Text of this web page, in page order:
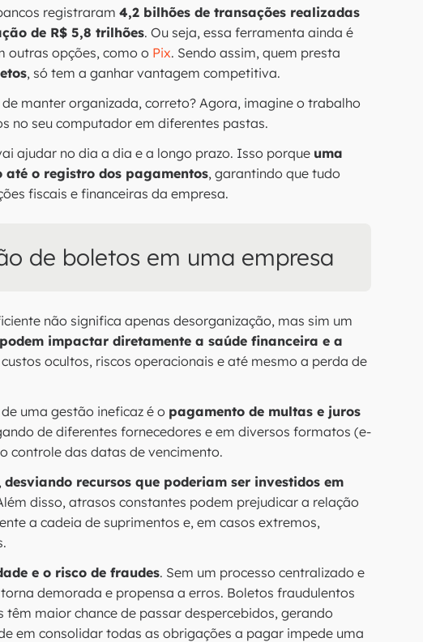
registraram 4,2 bilhões de transações realizadas
de R$ 5,8 trilhões. Ou seja, essa ferramenta ainda é
outras opções, como o Pix. Sendo assim, quem presta
, só tem a ganhar vantagem competitiva.
manter organizada, correto? Agora, imagine o trabalho
no seu computador em diferentes pastas.
ajudar no dia a dia e a longo prazo. Isso porque uma
até o registro dos pagamentos, garantindo que tudo
fiscais e financeiras da empresa.
de boletos em uma empresa
não significa apenas desorganização, mas sim um
impactar diretamente a saúde financeira e a
custos ocultos, riscos operacionais e até mesmo a perda de
uma gestão ineficaz é o pagamento de multas e juros
de diferentes fornecedores e em diversos formatos (e-
controle das datas de vencimento.
desviando recursos que poderiam ser investidos em
disso, atrasos constantes podem prejudicar a relação
a cadeia de suprimentos e, em casos extremos,
e o risco de fraudes. Sem um processo centralizado e
demorada e propensa a erros. Boletos fraudulentos
maior chance de passar despercebidos, gerando
em consolidar todas as obrigações a pagar impede uma